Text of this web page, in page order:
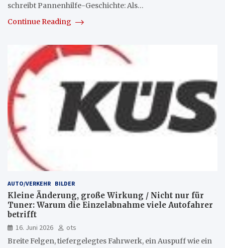
schreibt Pannenhilfe-Geschichte: Als…
Continue Reading
AUTO/VERKEHR BILDER
Kleine Änderung, große Wirkung / Nicht nur für
Tuner: Warum die Einzelabnahme viele Autofahrer
betrifft
16. Juni 2026
ots
Breite Felgen, tiefergelegtes Fahrwerk, ein Auspuff wie ein